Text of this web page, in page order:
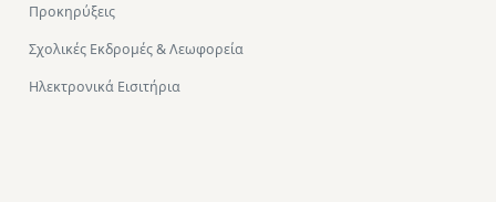
Προκηρύξεις
Σχολικές Εκδρομές & Λεωφορεία
Ηλεκτρονικά Εισιτήρια